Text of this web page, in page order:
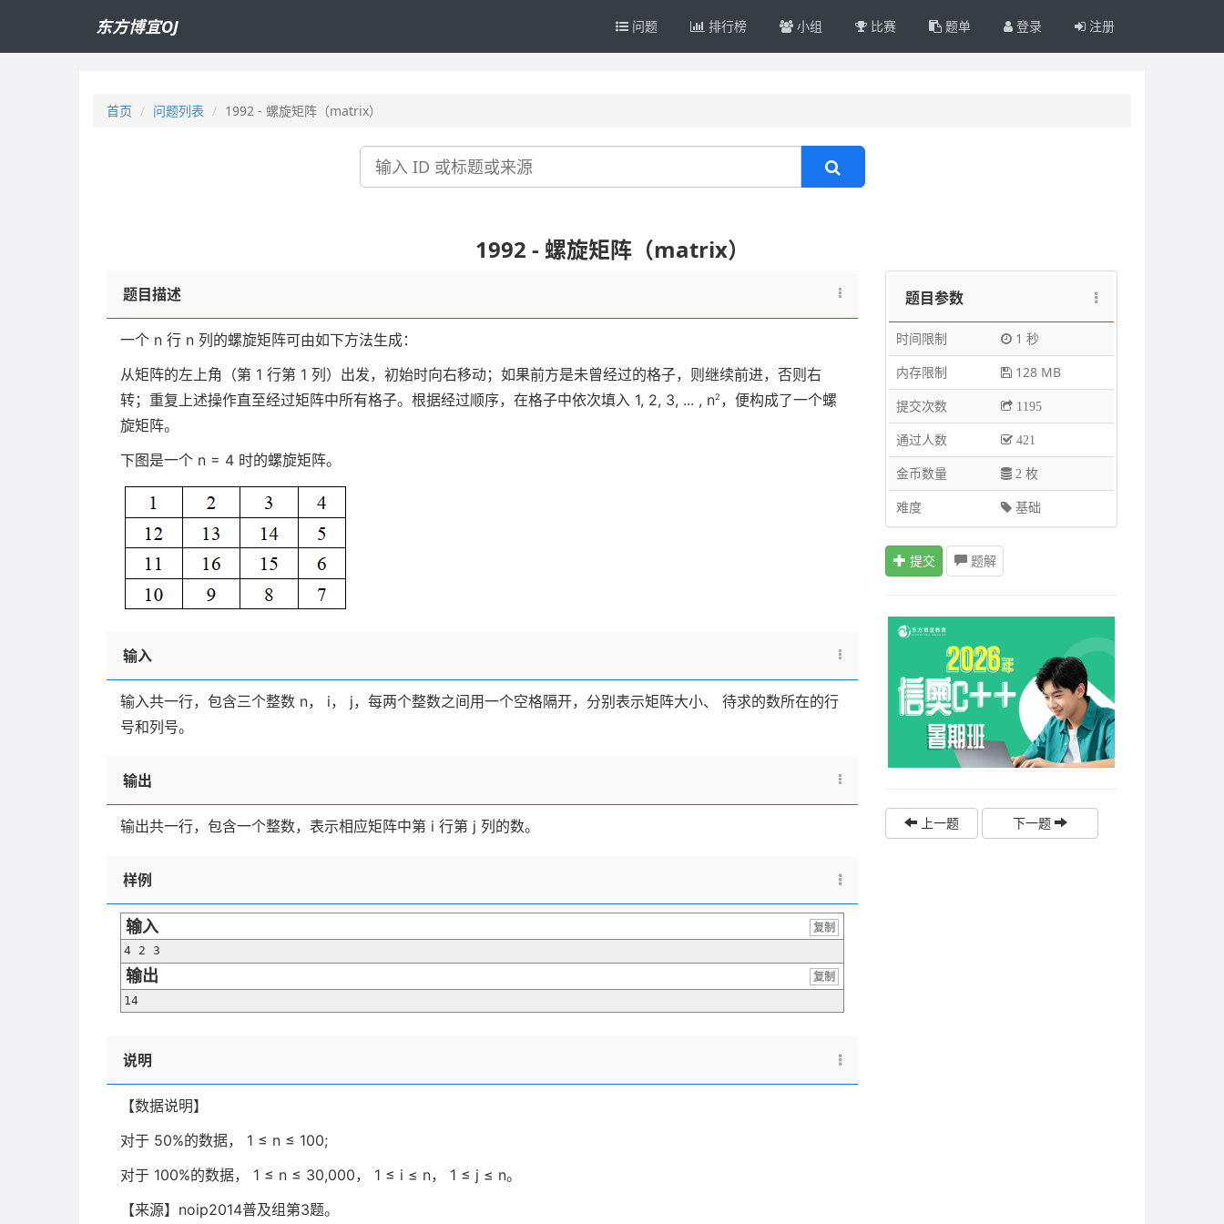
东方博宜OJ 问题 排行榜 小组 比赛 题单 登录 注册
首页 问题列表 1992 - 螺旋矩阵（matrix）
搜
1992 - 螺旋矩阵（matrix）
题目描述
一个 n 行 n 列的螺旋矩阵可由如下方法生成：
从矩阵的左上角（第 1 行第 1 列）出发，初始时向右移动；如果前方是未曾经过的格子，则继续前进，否则右
转；重复上述操作直至经过矩阵中所有格子。根据经过顺序，在格子中依次填入 1, 2, 3, ... , n2 ，便构成了一个螺
旋矩阵。
下图是一个 n = 4 时的螺旋矩阵。
输入
输入共一行，包含三个整数 n， i， j，每两个整数之间用一个空格隔开，分别表示矩阵大小、 待求的数所在的行
号和列号。
输出
输出共一行，包含一个整数，表示相应矩阵中第 i 行第 j 列的数。
样例
输入
复制
4 2 3
输出
复制
14
说明
【数据说明】
对于 50%的数据， 1 ≤ n ≤ 100;
对于 100%的数据， 1 ≤ n ≤ 30,000， 1 ≤ i ≤ n， 1 ≤ j ≤ n。
【来源】noip2014普及组第3题。
题目参数
时间限制
1 秒
内存限制
128 MB
提交次数
1195
通过人数 421
金币数量 2 枚
难度 基础
提交 题解
上一题 下一题